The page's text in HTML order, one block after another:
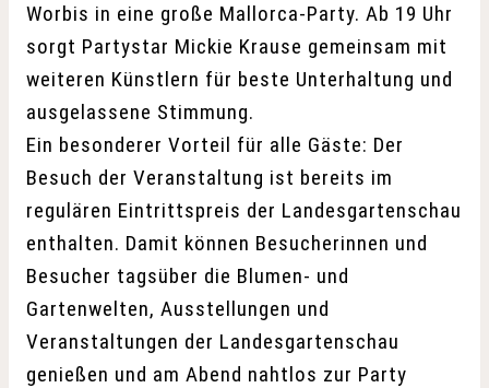
Worbis in eine große Mallorca-Party. Ab 19 Uhr
sorgt Partystar Mickie Krause gemeinsam mit
weiteren Künstlern für beste Unterhaltung und
ausgelassene Stimmung.
Ein besonderer Vorteil für alle Gäste: Der
Besuch der Veranstaltung ist bereits im
regulären Eintrittspreis der Landesgartenschau
enthalten. Damit können Besucherinnen und
Besucher tagsüber die Blumen- und
Gartenwelten, Ausstellungen und
Veranstaltungen der Landesgartenschau
genießen und am Abend nahtlos zur Party